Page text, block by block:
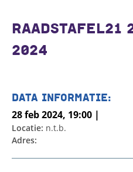
RAADSTAFEL21
2024
DATA INFORMATIE:
28 feb 2024, 19:00 |
Locatie: n.t.b.
Adres: